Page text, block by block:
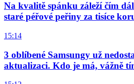
Na kvalitě spánku záleží čím
staré péřové peřiny za tisíce
15:14
3 oblíbené Samsungy už
aktualizaci. Kdo je má, vážně